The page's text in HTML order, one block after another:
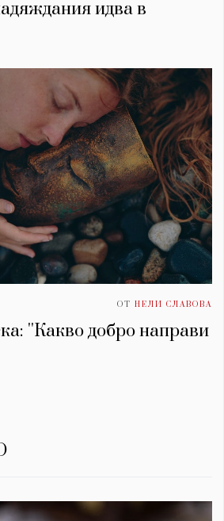
идва в
ОТ НЕЛИ СЛАВОВА
''Какво добро направи